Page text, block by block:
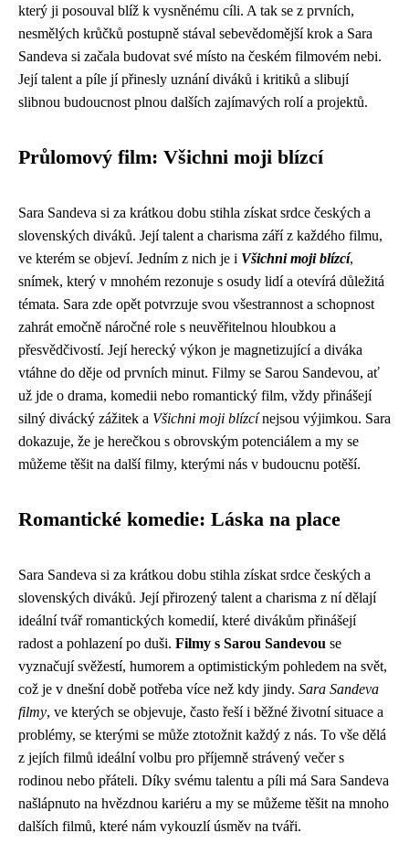
který ji posouval blíž k vysněnému cíli. A tak se z prvních,
nesmělých krůčků postupně stával sebevědomější krok a Sara
Sandeva si začala budovat své místo na českém filmovém nebi.
Její talent a píle jí přinesly uznání diváků i kritiků a slibují
slibnou budoucnost plnou dalších zajímavých rolí a projektů.
Průlomový film: Všichni moji blízcí
Sara Sandeva si za krátkou dobu stihla získat srdce českých a
slovenských diváků. Její talent a charisma září z každého filmu,
ve kterém se objeví. Jedním z nich je i Všichni moji blízcí,
snímek, který v mnohém rezonuje s osudy lidí a otevírá důležitá
témata. Sara zde opět potvrzuje svou všestrannost a schopnost
zahrát emočně náročné role s neuvěřitelnou hloubkou a
přesvědčivostí. Její herecký výkon je magnetizující a diváka
vtáhne do děje od prvních minut. Filmy se Sarou Sandevou, ať
už jde o drama, komedii nebo romantický film, vždy přinášejí
silný divácký zážitek a Všichni moji blízcínejsou výjimkou. Sara
dokazuje, že je herečkou s obrovským potenciálem a my se
můžeme těšit na další filmy, kterými nás v budoucnu potěší.
Romantické komedie: Láska na place
Sara Sandeva si za krátkou dobu stihla získat srdce českých a
slovenských diváků. Její přirozený talent a charisma z ní dělají
ideální tvář romantických komedií, které divákům přinášejí
radost a pohlazení po duši. Filmy s Sarou Sandevou se
vyznačují svěžestí, humorem a optimistickým pohledem na svět,
což je v dnešní době potřeba více než kdy jindy. Sara Sandeva
filmy, ve kterých se objevuje, často řeší i běžné životní situace a
problémy, se kterými se může ztotožnit každý z nás. To vše dělá
z jejích filmů ideální volbu pro příjemně strávený večer s
rodinou nebo přáteli. Díky svému talentu a píli má Sara Sandeva
našlápnuto na hvězdnou kariéru a my se můžeme těšit na mnoho
dalších filmů, které nám vykouzlí úsměv na tváři.